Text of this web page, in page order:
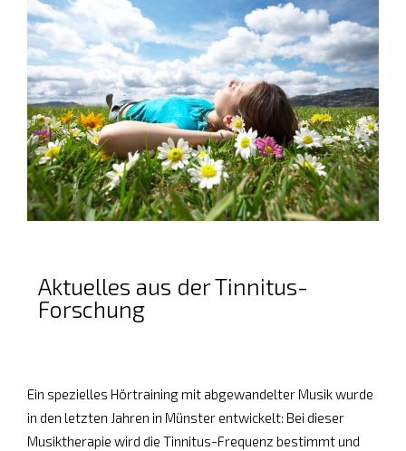
Aktuelles aus der Tinnitus-
Forschung
Ein spezielles Hörtraining mit abgewandelter Musik wurde
in den letzten Jahren in Münster entwickelt: Bei dieser
Musiktherapie wird die Tinnitus-­Frequenz bestimmt und